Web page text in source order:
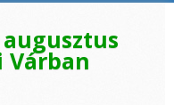
augusztus
Várban